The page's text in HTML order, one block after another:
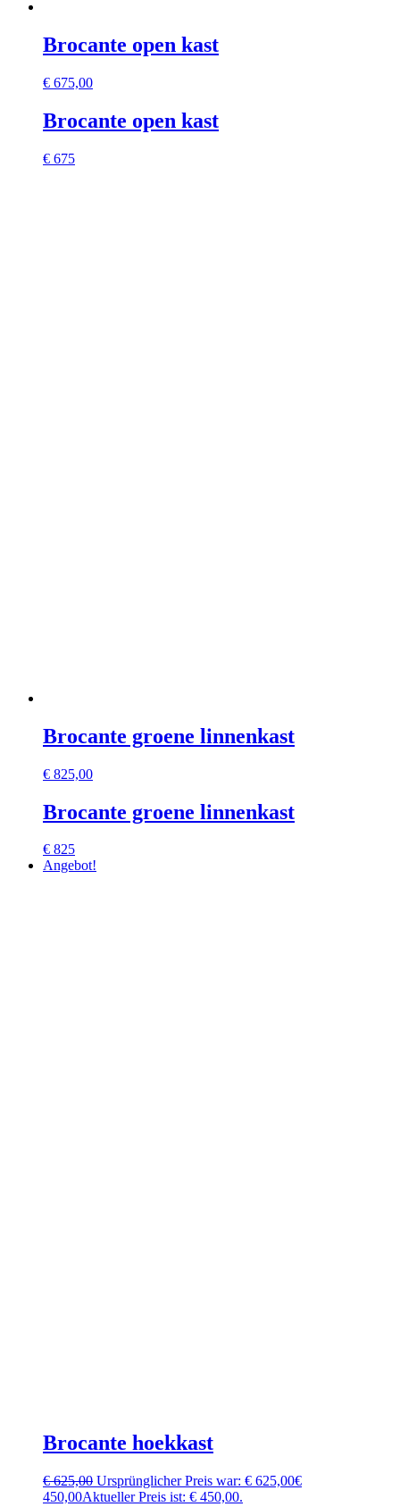
Brocante open kast
€ 675,00
Brocante open kast
€ 675
Brocante groene linnenkast
€ 825,00
Brocante groene linnenkast
€ 825
Angebot!
Brocante hoekkast
€625,00 Ursprünglicher Preis war: € 625,00€
450,00Aktueller Preis ist: € 450,00.